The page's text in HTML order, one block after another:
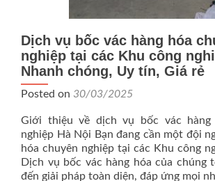
Dịch vụ bốc vác hàng hóa
nghiệp tại các Khu công
Nhanh chóng, Uy tín, Giá rẻ
Posted on 30/03/2025
Giới thiệu về dịch vụ bốc vác hàng
nghiệp Hà Nội Bạn đang cần một đội
hóa chuyên nghiệp tại các Khu công
Dịch vụ bốc vác hàng hóa của chúng
đến giải pháp toàn diện, đáp ứng mọi